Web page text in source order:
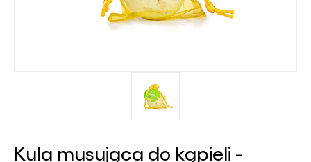
Kula musująca do kąpieli -